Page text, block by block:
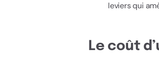
leviers qui
Le coût